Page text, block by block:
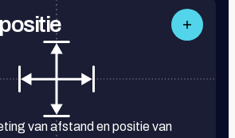
van afstand en positie van